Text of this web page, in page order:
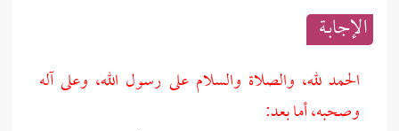
الإجابــة
الحمد لله، والصلاة والسلام على رسول الله، وعلى آله
وصحبه، أما بعد: